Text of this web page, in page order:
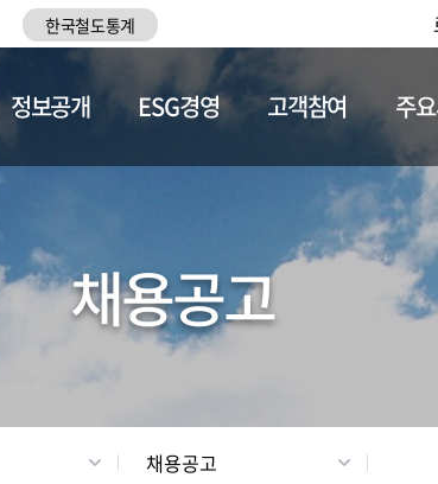
한국철도통계
채용정보
정보공개 ESG경영 고객참여 주
채용공고
채용공고